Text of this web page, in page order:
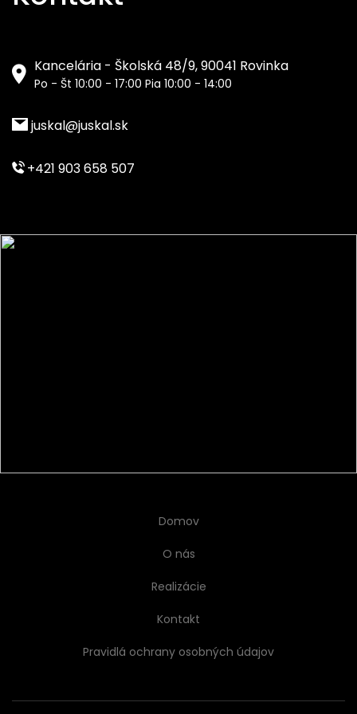
Kancelária - Školská 48/9, 90041 Rovinka
Po - Št 10:00 - 17:00 Pia 10:00 - 14:00
juskal@juskal.sk
+421 903 658 507
Domov
O nás
Realizácie
Kontakt
Pravidlá ochrany osobných údajov